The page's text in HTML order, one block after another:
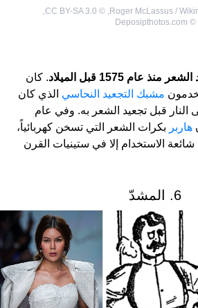
Roger McLassus /
,
©
CC BY-SA 3.0
©
Deposipthotos.com
منذ عام 1575 قبل الميلاد
. كان
مشبك التجعيد النحاسي الذي كان
قبل تجعيد الشعر به. وفي عام
هاربر بكرات الشعر التي تسخن كهربائياً،
الاستخدام إلا في ستينيات القرن
6. المشدّ